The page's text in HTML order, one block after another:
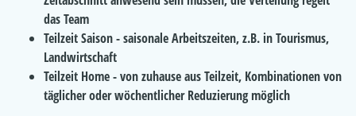
das Team
Teilzeit Saison - saisonale Arbeitszeiten, z.B. in Tourismus,
Landwirtschaft
Teilzeit Home - von zuhause aus Teilzeit, Kombinationen von
täglicher oder wöchentlicher Reduzierung möglich